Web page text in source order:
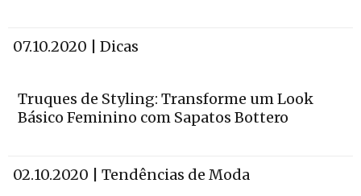
07.10.2020 | Dicas
Truques de Styling: Transforme um Look
Básico Feminino com Sapatos Bottero
02.10.2020 | Tendências de Moda